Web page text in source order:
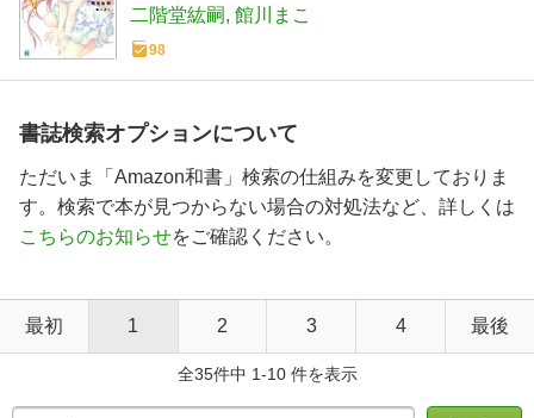
二階堂紘嗣 館川まこ
98
書誌検索オプションについて
ただいま「Amazon和書」検索の仕組みを変更しておりま
す。検索で本が見つからない場合の対処法など、詳しくは
こちらのお知らせをご確認ください。
最初 1 2 3 4 最後
全35件中 1-10 件を表示